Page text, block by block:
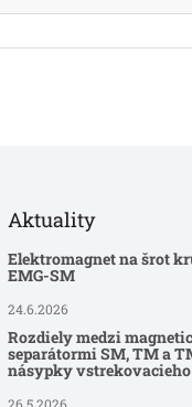
Aktuality
Elektromagnet na šrot
EMG-SM
24.6.2026
Rozdiely medzi
separátormi SM, TM a
násypky